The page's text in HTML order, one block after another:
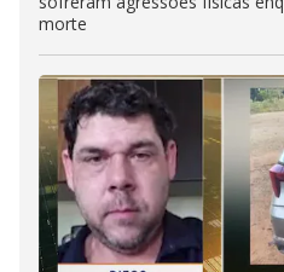
morte